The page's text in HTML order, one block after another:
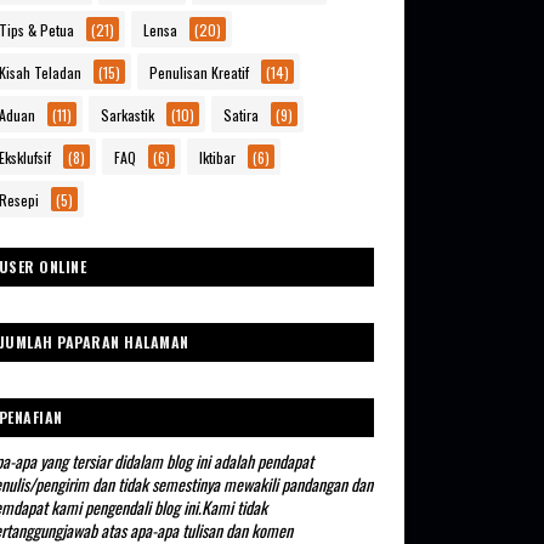
Tips & Petua (21) Lensa (20)
Kisah Teladan (15) Penulisan Kreatif (14)
Aduan (11) Sarkastik (10) Satira (9)
Eksklufsif (8) FAQ (6) Iktibar (6)
Resepi (5)
USER ONLINE
JUMLAH PAPARAN HALAMAN
PENAFIAN
apa yang tersiar didalam blog ini adalah pendapat
pengirim dan tidak semestinya mewakili pandangan dan
kami pengendali blog ini.Kami tidak
atas apa-apa tulisan dan komen